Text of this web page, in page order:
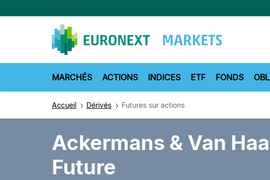
au
MARCHÉS ACTIONS INDICES ETF FONDS
Accueil Dérivés Futures sur actions
Ackermans & Van
Future